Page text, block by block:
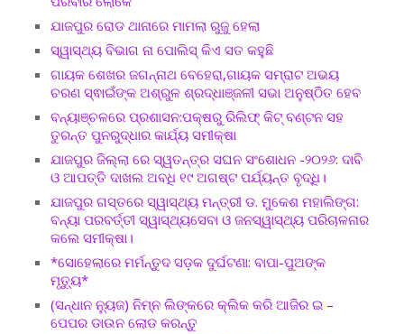
ଯାଜପୁର ରୋଡ ଥାନାରେ ମାମଲା ରୁଜୁ ହେଲା
ସ୍ୱାସ୍ଥ୍ୟ ବିଭାଗ ନା ପୋଲିସ୍ କିଏ ସତ କହୁଛି
ଗାୟକ ଶେଖର ଜଗନ୍ନାଥ ବେହେରା,ଗାୟକ ସମ୍ରାଟ ଅଭୟ
ଚରଣ ସ୍ଵାଇଁଙ୍କ ଅଶ୍ରୁଳ ଶ୍ରଦ୍ଧାଞ୍ଜଳୀ ସଭା ଅନୁଷ୍ଠିତ ହେବ
ବନ୍ୟାଞ୍ଚଳରେ ପ୍ରଶାସନ:ପକ୍ଷରୁ ରିଲିଫ୍ କିଟ୍ ବଣ୍ଟନ ସହ
ତୁରନ୍ତ ପୁନରୁଦ୍ଧାର କାର୍ଯ୍ୟ ସମୀକ୍ଷା
ଯାଜପୁର ଜିଲ୍ଲା ରେ ସ୍ୱତନ୍ତ୍ର ସଘନ ସଂଶୋଧନ -୨୦୨୬: ଦାବି
ଓ ଆପତ୍ତି ଦାଖଲ ଅବଧି ୧୯ ଅଗଷ୍ଟ ପର୍ଯ୍ୟନ୍ତ ବୃଦ୍ଧି।
ଯାଜପୁର ଗସ୍ତରେ ସ୍ୱାସ୍ଥ୍ୟ ମନ୍ତ୍ରୀ ଡ. ମୁକେଶ ମହାଲିଙ୍ଗ:
ବନ୍ୟା ପରବର୍ତ୍ତୀ ସ୍ୱାସ୍ଥ୍ୟସେବା ଓ ଜନସ୍ୱାସ୍ଥ୍ୟ ପରିଚାଳନାର
କଲେ ସମୀକ୍ଷା।
*ସୋହେଲାରେ ମର୍ମନ୍ତୁଦ ସଡ଼କ ଦୁର୍ଘଟଣା: ବାପା-ପୁଅଙ୍କ
ମୃତ୍ୟୁ*
(ସନ୍ଧାନ ନ୍ୟୁଜ) ନିମ୍ନ ଲିଙ୍କରେ କ୍ଲିକ କରି ଆଜିର ଇ –
ପେପର ଡାଉନ ଲୋଡ କରନ୍ତୁ